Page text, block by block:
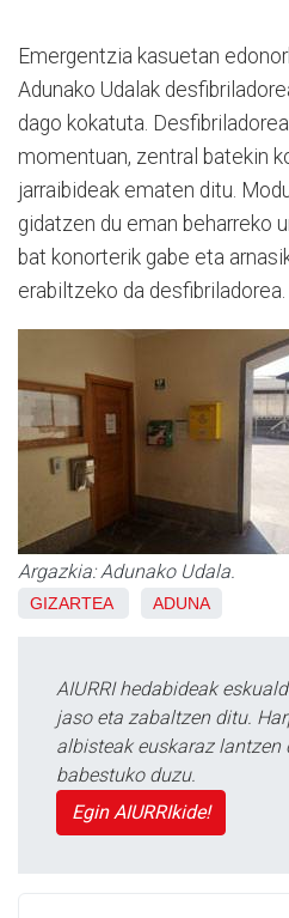
Emergentzia kasuetan
Adunako Udalak
dago kokatuta.
momentuan, zentral batekin
jarraibideak ematen ditu.
gidatzen du eman beharreko
bat konorterik gabe eta
erabiltzeko da desfibriladorea.
Argazkia: Adunako Udala.
GIZARTEA ADUNA
AIURRI hedabideak
jaso eta zabaltzen ditu.
albisteak euskaraz
babestuko duzu.
Egin AIURRIkide!